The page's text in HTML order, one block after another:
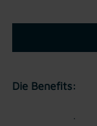
Die Benefits: